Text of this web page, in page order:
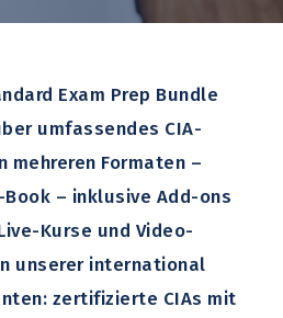
Exam Prep Bundle
umfassendes CIA-
mehreren Formaten –
– inklusive Add-ons
Kurse und Video-
unserer international
zertifizierte CIAs mit